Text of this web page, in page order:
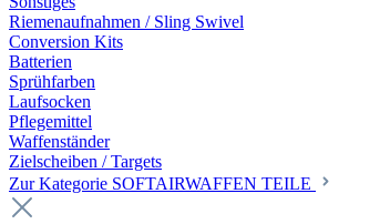
Riemenaufnahmen / Sling Swivel
Conversion Kits
Batterien
Sprühfarben
Laufsocken
Pflegemittel
Waffenständer
Zielscheiben / Targets
Zur Kategorie SOFTAIRWAFFEN TEILE